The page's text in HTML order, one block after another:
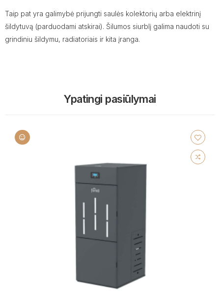
Taip pat yra galimybė prijungti saulės kolektorių arba elektrinį
šildytuvą (parduodami atskirai). Šilumos siurblį galima naudoti su
grindiniu šildymu, radiatoriais ir kita įranga.
Ypatingi pasiūlymai